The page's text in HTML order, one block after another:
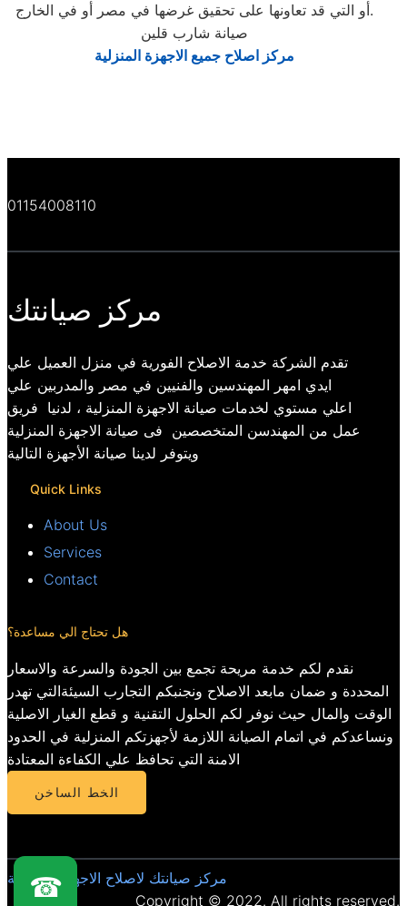
أو التي قد تعاونها على تحقيق غرضها في مصر أو في الخارج.
صيانة شارب قلين
مركز اصلاح جميع الاجهزة المنزلية
01154008110
مركز صيانتك
تقدم الشركة خدمة الاصلاح الفورية في منزل العميل علي
ايدي امهر المهندسين والفنيين في مصر والمدربين علي
اعلي مستوي لخدمات صيانة الاجهزة المنزلية ، لدنيا فريق
عمل من المهندسن المتخصصين فى صيانة الاجهزة المنزلية
ويتوفر لدينا صيانة الأجهزة التالية
Quick Links
About Us
Services
Contact
هل تحتاج الي مساعدة؟
نقدم لكم خدمة مريحة تجمع بين الجودة والسرعة والاسعار
المحددة و ضمان مابعد الاصلاح ونجنبكم التجارب السيئةالتي تهدر
الوقت والمال حيث نوفر لكم الحلول التقنية و قطع الغيار الاصلية
ونساعدكم في اتمام الصيانة اللازمة لأجهزتكم المنزلية في الحدود
الامنة التي تحافظ علي الكفاءة المعتادة
الخط الساخن
مركز صيانتك لاصلاح الاجهزة المنزلية
Copyright © 2022. All rights reserved.
☎